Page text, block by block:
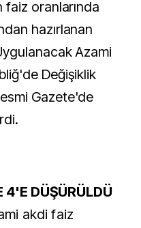
faiz oranlarında
hazırlanan
Azami
Değişiklik
Gazete'de
DÜŞÜRÜLDÜ
akdi faiz